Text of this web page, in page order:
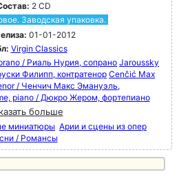
2 CD
Заводская упаковка.
01-01-2012
Virgin Classics
/ Риаль Нурия, сопрано Jaroussky
Филипп, контратенор Cenčić Max
/ Ченчич Макс Эмануэль,
piano / Дюкро Жером, фортепиано
больше
миниатюры Арии и сцены из опер
/ Романсы